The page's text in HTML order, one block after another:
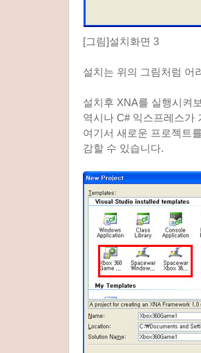
[그림]설치화면 3
설치는 위의 그림처럼 어
설치후 XNA를 실행시켜
역시나 C# 익스프레스가
여기서 새로운 프로젝트
감할 수 있습니다.